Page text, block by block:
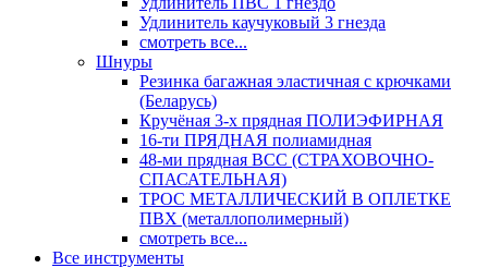
Удлинитель каучуковый 3 гнезда
смотреть все...
Шнуры
Резинка багажная эластичная с крючками
(Беларусь)
Кручёная 3-х прядная ПОЛИЭФИРНАЯ
16-ти ПРЯДНАЯ полиамидная
48-ми прядная ВСС (СТРАХОВОЧНО-
СПАСАТЕЛЬНАЯ)
ТРОС МЕТАЛЛИЧЕСКИЙ В ОПЛЕТКЕ
ПВХ (металлополимерный)
смотреть все...
Все инструменты